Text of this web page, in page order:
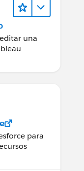
una
para